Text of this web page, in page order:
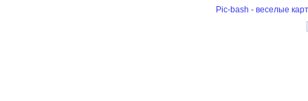
Pic-bash - веселые